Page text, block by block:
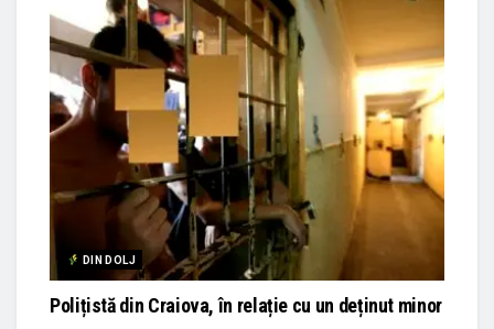
DIN DOLJ
Polițistă din Craiova, în relație cu un deținut minor